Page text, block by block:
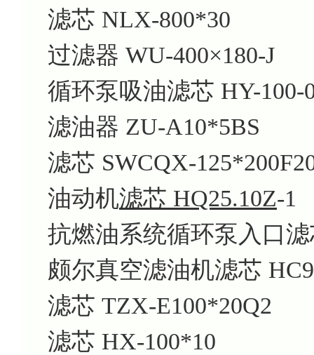
滤芯 NLX-800*30
过滤器 WU-400×180-J
循环泵吸油滤芯 HY-100-
滤油器 ZU-A10*5BS
滤芯 SWCQX-
油动机滤芯 HQ25.10Z-1
抗燃油系统循环泵入口
颇尔真空滤油机滤芯
滤芯 TZX-E100*20Q2
滤芯 HX-100*10